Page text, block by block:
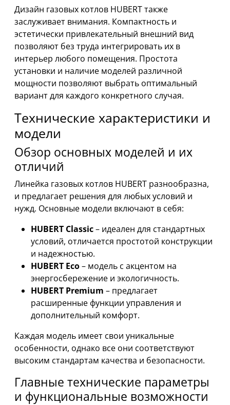
Дизайн газовых котлов HUBERT также
заслуживает внимания. Компактность и
эстетически привлекательный внешний вид
позволяют без труда интегрировать их в
интерьер любого помещения. Простота
установки и наличие моделей различной
мощности позволяют выбрать оптимальный
вариант для каждого конкретного случая.
Технические характеристики и
модели
Обзор основных моделей и их
отличий
Линейка газовых котлов HUBERT разнообразна,
и предлагает решения для любых условий и
нужд. Основные модели включают в себя:
HUBERT Classic– идеален для стандартных
условий, отличается простотой конструкции
и надежностью.
HUBERT Eco– модель с акцентом на
энергосбережение и экологичность.
HUBERT Premium – предлагает
расширенные функции управления и
дополнительный комфорт.
Каждая модель имеет свои уникальные
особенности, однако все они соответствуют
высоким стандартам качества и безопасности.
Главные технические параметры
и функциональные возможности